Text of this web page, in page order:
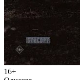
16+